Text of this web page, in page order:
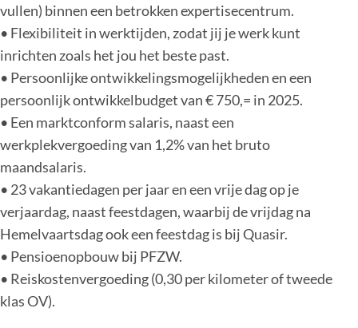
vullen) binnen een betrokken expertisecentrum.
• Flexibiliteit in werktijden, zodat jij je werk kunt
inrichten zoals het jou het beste past.
• Persoonlijke ontwikkelingsmogelijkheden en een
persoonlijk ontwikkelbudget van € 750,= in 2025.
• Een marktconform salaris, naast een
werkplekvergoeding van 1,2% van het bruto
maandsalaris.
• 23 vakantiedagen per jaar en een vrije dag op je
verjaardag, naast feestdagen, waarbij de vrijdag na
Hemelvaartsdag ook een feestdag is bij Quasir.
• Pensioenopbouw bij PFZW.
• Reiskostenvergoeding (0,30 per kilometer of tweede
klas OV).